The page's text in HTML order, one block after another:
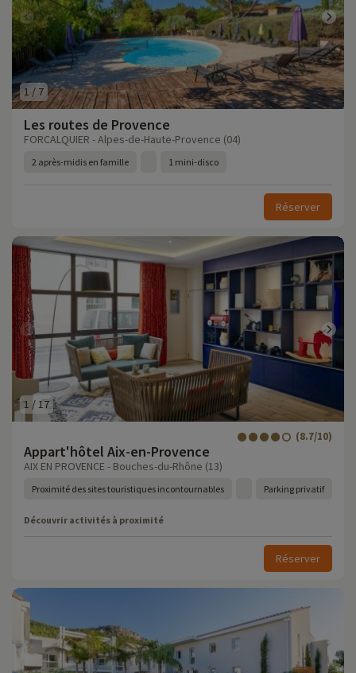
1 / 7
Les routes de Provence
FORCALQUIER - Alpes-de-Haute-Provence (04)
2 après-midis en famille 1 mini-disco
Réserver
1 / 17
Appart'hôtel Aix-en-Provence
(8.7/10)
AIX EN PROVENCE - Bouches-du-Rhône (13)
Proximité des sites touristiques incontournables Parking privatif
Découvrir activités à proximité
Réserver